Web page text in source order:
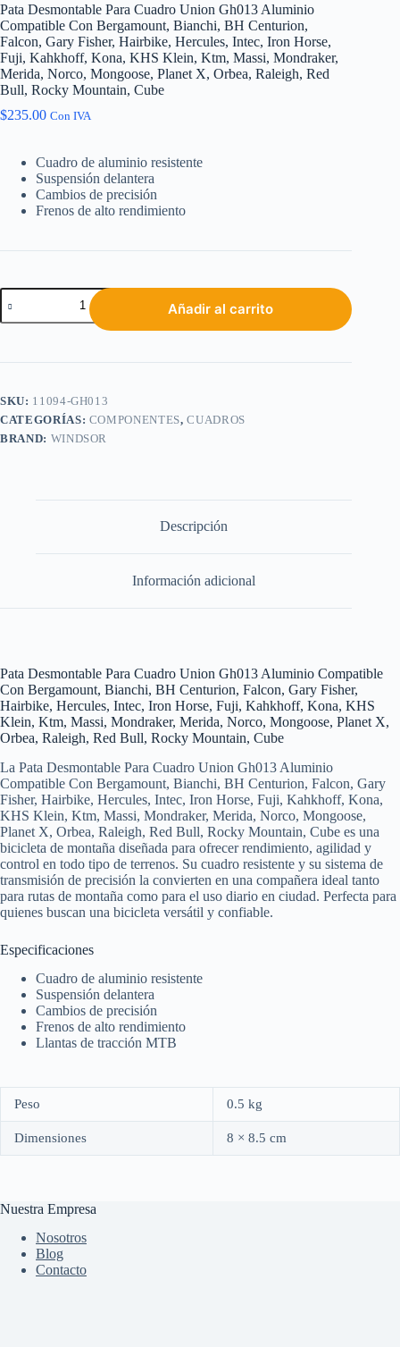
Pata Desmontable Para Cuadro Union Gh013 Aluminio
Compatible Con Bergamount, Bianchi, BH Centurion,
Falcon, Gary Fisher, Hairbike, Hercules, Intec, Iron Horse,
Fuji, Kahkhoff, Kona, KHS Klein, Ktm, Massi, Mondraker,
Merida, Norco, Mongoose, Planet X, Orbea, Raleigh, Red
Bull, Rocky Mountain, Cube
$235.00 Con IVA
Cuadro de aluminio resistente
Suspensión delantera
Cambios de precisión
Frenos de alto rendimiento
Añadir al carrito
SKU: 11094-GH013
CATEGORÍAS: COMPONENTES,CUADROS
BRAND: WINDSOR
Descripción
Información adicional
Pata Desmontable Para Cuadro Union Gh013 Aluminio Compatible
Con Bergamount, Bianchi, BH Centurion, Falcon, Gary Fisher,
Hairbike, Hercules, Intec, Iron Horse, Fuji, Kahkhoff, Kona, KHS
Klein, Ktm, Massi, Mondraker, Merida, Norco, Mongoose, Planet X,
Orbea, Raleigh, Red Bull, Rocky Mountain, Cube
La Pata Desmontable Para Cuadro Union Gh013 Aluminio
Compatible Con Bergamount, Bianchi, BH Centurion, Falcon, Gary
Fisher, Hairbike, Hercules, Intec, Iron Horse, Fuji, Kahkhoff, Kona,
KHS Klein, Ktm, Massi, Mondraker, Merida, Norco, Mongoose,
Planet X, Orbea, Raleigh, Red Bull, Rocky Mountain, Cube es una
bicicleta de montaña diseñada para ofrecer rendimiento, agilidad y
control en todo tipo de terrenos. Su cuadro resistente y su sistema de
transmisión de precisión la convierten en una compañera ideal tanto
para rutas de montaña como para el uso diario en ciudad. Perfecta para
quienes buscan una bicicleta versátil y confiable.
Especificaciones
Cuadro de aluminio resistente
Suspensión delantera
Cambios de precisión
Frenos de alto rendimiento
Llantas de tracción MTB
Peso 0.5 kg
Dimensiones 8 × 8.5 cm
Nuestra Empresa
Nosotros
Blog
Contacto